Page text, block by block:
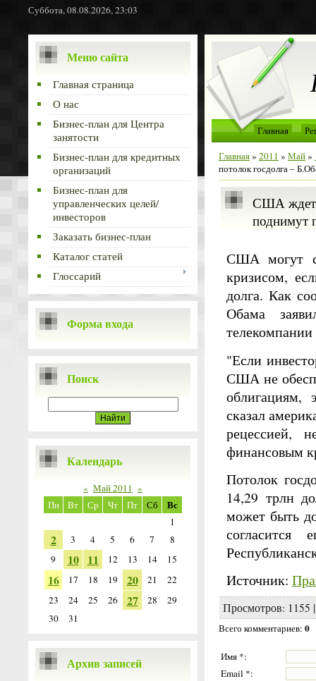
Суббота, 08.08.2026, 23:03
Меню сайта
Главная страница
О нас
Бизнес-план для Центра
занятости
Бизнес-план для кредитных
организаций
Бизнес-план для
управленческих целей/
инвесторов
Заказать бизнес-план
Каталог статей
Глоссарий
Форма входа
Поиск
Календарь
« Май 2011 »
Пн
Вт Ср Чт Пт Сб Вс
1
2 3 4 5 6 7
8
9
10 11 12 13 14 15
16 17 18 19 20 21
22
23
24 25 26 27 28
29
30
31
Архив записей
Главная
Главная» 2011 » Май»
потолок госдолга –
США ждет
поднимут
США могут
кризисом,
долга. Как
Обама
телекомпании
"Если
США не
сказал
рецессией,
финансовым
Потолок
14,29 трлн
может быть
согласится
Источник:
Просмотров: 1155
Всего комментариев: 0
Имя *:
Email *: